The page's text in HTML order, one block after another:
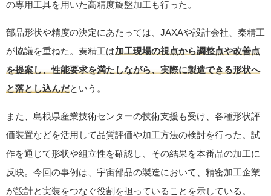
の専用工具を用いた高精度旋盤加工も行った。
部品形状や精度の決定にあたっては、JAXAや設計会社、秦精工
が協議を重ねた。秦精工は加工現場の視点から調整点や改善点
を提案し、性能要求を満たしながら、実際に製造できる形状へ
と落とし込んだという。
また、島根県産業技術センターの技術支援も受け、各種形状評
価装置などを活用して品質評価や加工方法の検討を行った。試
作を通じて形状や組立性を確認し、その結果を本番品の加工に
反映。今回の事例は、宇宙部品の製造において、精密加工企業
が設計と実装をつなぐ役割を担っていることを示している。